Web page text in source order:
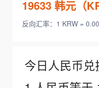
19633韩元（
反向汇率：1 KRW =
今日人民币兑